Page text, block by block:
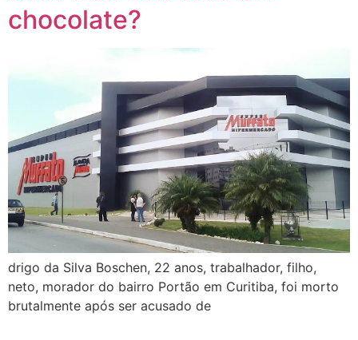
chocolate?
drigo da Silva Boschen, 22 anos, trabalhador, filho,
neto, morador do bairro Portão em Curitiba, foi morto
brutalmente após ser acusado de